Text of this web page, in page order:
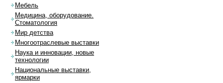
Мебель
Медицина, оборудование.
Стоматология
Мир детства
Многоотраслевые выставки
Наука и инновации, новые
технологии
Национальные выставки,
ярмарки